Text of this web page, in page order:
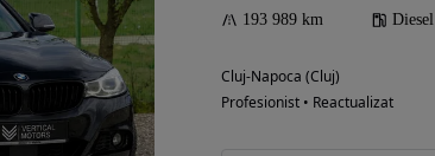
193 989 km Diesel
Cluj-Napoca (Cluj)
Profesionist • Reactualizat